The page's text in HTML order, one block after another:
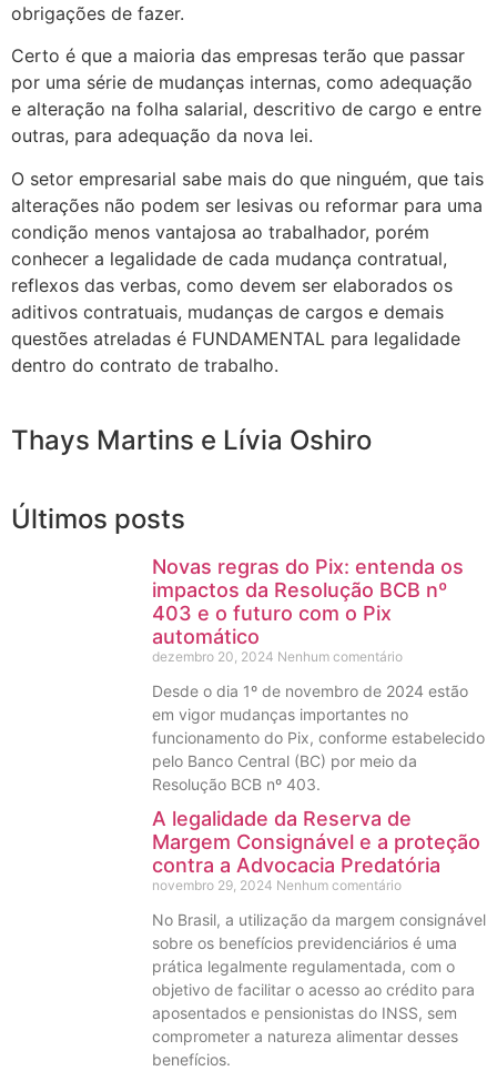
obrigações de fazer.
Certo é que a maioria das empresas terão que passar
por uma série de mudanças internas, como adequação
e alteração na folha salarial, descritivo de cargo e entre
outras, para adequação da nova lei.
O setor empresarial sabe mais do que ninguém, que tais
alterações não podem ser lesivas ou reformar para uma
condição menos vantajosa ao trabalhador, porém
conhecer a legalidade de cada mudança contratual,
reflexos das verbas, como devem ser elaborados os
aditivos contratuais, mudanças de cargos e demais
questões atreladas é FUNDAMENTAL para legalidade
dentro do contrato de trabalho.
Thays Martins e Lívia Oshiro
Últimos posts
Novas regras do Pix: entenda os
impactos da Resolução BCB nº
403 e o futuro com o Pix
automático
dezembro 20, 2024 Nenhum comentário
Desde o dia 1º de novembro de 2024 estão
em vigor mudanças importantes no
funcionamento do Pix, conforme estabelecido
pelo Banco Central (BC) por meio da
Resolução BCB nº 403.
A legalidade da Reserva de
Margem Consignável e a proteção
contra a Advocacia Predatória
novembro 29, 2024 Nenhum comentário
No Brasil, a utilização da margem consignável
sobre os benefícios previdenciários é uma
prática legalmente regulamentada, com o
objetivo de facilitar o acesso ao crédito para
aposentados e pensionistas do INSS, sem
comprometer a natureza alimentar desses
benefícios.